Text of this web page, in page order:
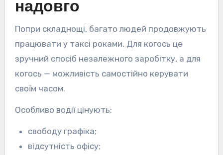
надовго
Попри складнощі, багато людей продовжують
працювати у таксі роками. Для когось це
зручний спосіб незалежного заробітку, а для
когось — можливість самостійно керувати
своїм часом.
Особливо водії цінують:
свободу графіка;
відсутність офісу;